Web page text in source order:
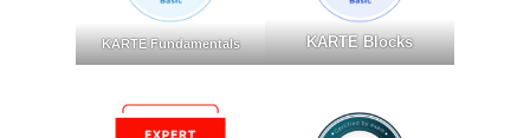
KARTE Fundamentals KARTE Blocks